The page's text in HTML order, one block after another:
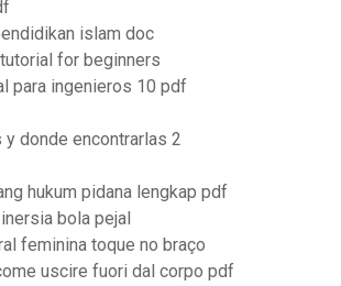
islam doc
for beginners
para ingenieros 10 pdf
y donde encontrarlas 2
hukum pidana lengkap pdf
bola pejal
feminina toque no braço
uscire fuori dal corpo pdf